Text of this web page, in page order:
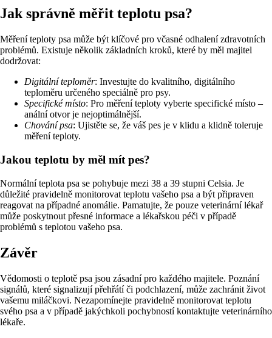
Jak správně měřit teplotu psa?
Měření teploty psa může být klíčové pro včasné odhalení zdravotních
problémů. Existuje několik základních kroků, které by měl majitel
dodržovat:
Digitální teploměr: Investujte do kvalitního, digitálního
teploměru určeného speciálně pro psy.
Specifické místo: Pro měření teploty vyberte specifické místo –
anální otvor je nejoptimálnější.
Chování psa: Ujistěte se, že váš pes je v klidu a klidně toleruje
měření teploty.
Jakou teplotu by měl mít pes?
Normální teplota psa se pohybuje mezi 38 a 39 stupni Celsia. Je
důležité pravidelně monitorovat teplotu vašeho psa a být připraven
reagovat na případné anomálie. Pamatujte, že pouze veterinární lékař
může poskytnout přesné informace a lékařskou péči v případě
problémů s teplotou vašeho psa.
Závěr
Vědomosti o teplotě psa jsou zásadní pro každého majitele. Poznání
signálů, které signalizují přehřátí či podchlazení, může zachránit život
vašemu miláčkovi. Nezapomínejte pravidelně monitorovat teplotu
svého psa a v případě jakýchkoli pochybností kontaktujte veterinárního
lékaře.